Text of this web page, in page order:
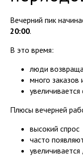
Вечерний пик
20:00.
В это время:
люди
много заказов
Плюсы вечерней
высокий спрос
часто